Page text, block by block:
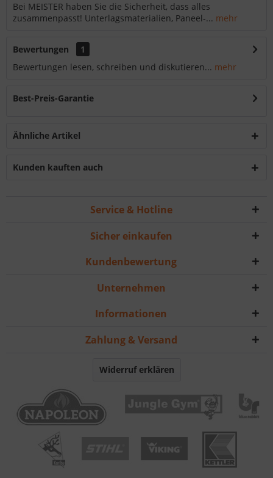
Bei MEISTER haben Sie die Sicherheit, dass alles
zusammenpasst! Unterlagsmaterialien, Paneel-... mehr
Bewertungen
1
Bewertungen lesen, schreiben und diskutieren... mehr
Best-Preis-Garantie
Ähnliche Artikel
Kunden kauften auch
Service & Hotline
Sicher einkaufen
Kundenbewertung
Unternehmen
Informationen
Zahlung & Versand
Widerruf erklären